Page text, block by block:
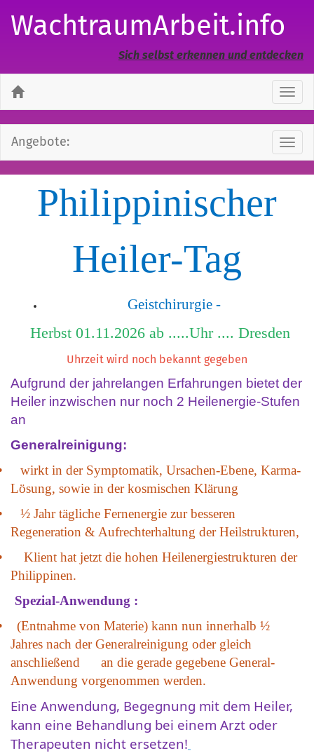
WachtraumArbeit.info
Sich selbst erkennen und entdecken
Angebote:
Philippinischer
Heiler-Tag
Geistchirurgie -
Herbst 01.11.2026 ab .....Uhr .... Dresden
Uhrzeit wird noch bekannt gegeben
Aufgrund der jahrelangen Erfahrungen bietet der
Heiler inzwischen nur noch 2 Heilenergie-Stufen
an
Generalreinigung:
wirkt in der Symptomatik, Ursachen-Ebene, Karma-
Lösung, sowie in der kosmischen Klärung
½ Jahr tägliche Fernenergie zur besseren
Regeneration & Aufrechterhaltung der Heilstrukturen,
Klient hat jetzt die hohen Heilenergiestrukturen der
Philippinen.
Spezial-Anwendung :
(Entnahme von Materie) kann nun innerhalb ½
Jahres nach der Generalreinigung oder gleich
anschließend an die gerade gegebene General-
Anwendung vorgenommen werden.
Eine Anwendung, Begegnung mit dem Heiler,
kann eine Behandlung bei einem Arzt oder
Therapeuten nicht ersetzen!